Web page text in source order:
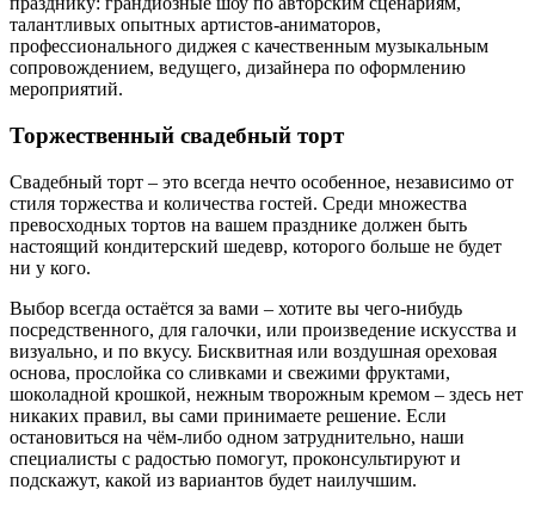
талантливых опытных артистов-аниматоров,
профессионального диджея с качественным музыкальным
сопровождением, ведущего, дизайнера по оформлению
мероприятий.
Торжественный свадебный торт
Свадебный торт – это всегда нечто особенное, независимо от
стиля торжества и количества гостей. Среди множества
превосходных тортов на вашем празднике должен быть
настоящий кондитерский шедевр, которого больше не будет
ни у кого.
Выбор всегда остаётся за вами – хотите вы чего-нибудь
посредственного, для галочки, или произведение искусства и
визуально, и по вкусу. Бисквитная или воздушная ореховая
основа, прослойка со сливками и свежими фруктами,
шоколадной крошкой, нежным творожным кремом – здесь нет
никаких правил, вы сами принимаете решение. Если
остановиться на чём-либо одном затруднительно, наши
специалисты с радостью помогут, проконсультируют и
подскажут, какой из вариантов будет наилучшим.